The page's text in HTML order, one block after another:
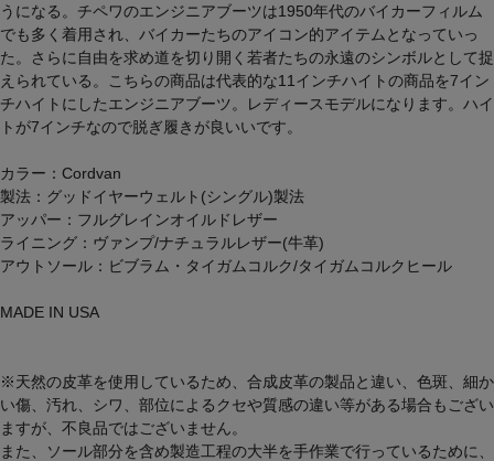
うになる。チペワのエンジニアブーツは1950年代のバイカーフィルム
でも多く着用され、バイカーたちのアイコン的アイテムとなっていっ
た。さらに自由を求め道を切り開く若者たちの永遠のシンボルとして捉
えられている。こちらの商品は代表的な11インチハイトの商品を7イン
チハイトにしたエンジニアブーツ。レディースモデルになります。ハイ
トが7インチなので脱ぎ履きが良いいです。
カラー：Cordvan
製法：グッドイヤーウェルト(シングル)製法
アッパー：フルグレインオイルドレザー
ライニング：ヴァンプ/ナチュラルレザー(牛革)
アウトソール：ビブラム・タイガムコルク/タイガムコルクヒール
MADE IN USA
※天然の皮革を使用しているため、合成皮革の製品と違い、色斑、細か
い傷、汚れ、シワ、部位によるクセや質感の違い等がある場合もござい
ますが、不良品ではございません。
また、ソール部分を含め製造工程の大半を手作業で行っているために、